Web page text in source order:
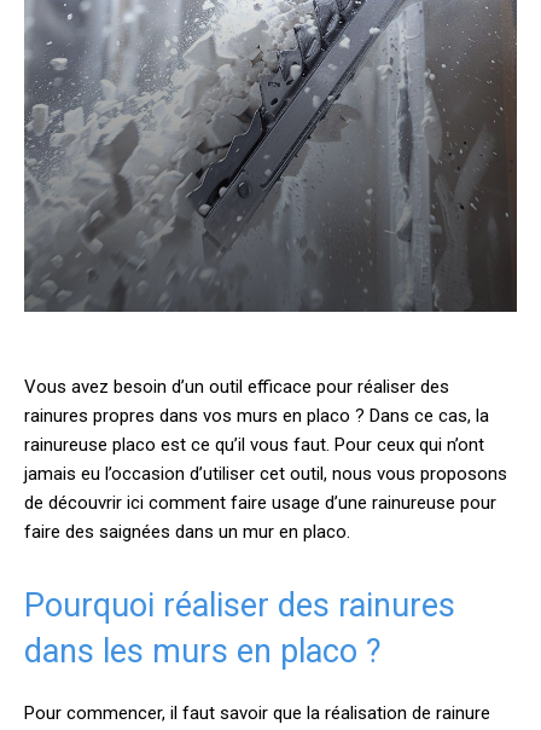
Vous avez besoin d’un outil efficace pour réaliser des
rainures propres dans vos murs en placo ? Dans ce cas, la
rainureuse placo est ce qu’il vous faut. Pour ceux qui n’ont
jamais eu l’occasion d’utiliser cet outil, nous vous proposons
de découvrir ici comment faire usage d’une rainureuse pour
faire des saignées dans un mur en placo.
Pourquoi réaliser des rainures
dans les murs en placo ?
Pour commencer, il faut savoir que la réalisation de rainure